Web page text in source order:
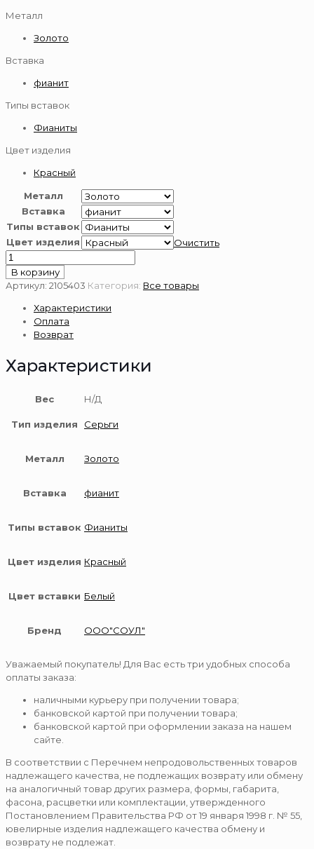
Металл
Золото
Вставка
фианит
Типы вставок
Фианиты
Цвет изделия
Красный
Металл
Вставка
Типы вставок
Цвет изделия
Очистить
Количество
товара
Серьги
золота
пробы
В корзину
Артикул: 2105403 Категория: Все товары
Характеристики
Оплата
Возврат
Характеристики
Вес Н/Д
Тип изделия Серьги
Металл Золото
Вставка фианит
Типы вставок Фианиты
Цвет изделия Красный
Цвет вставки Белый
Бренд ООО"СОУЛ"
Уважаемый покупатель! Для Вас есть три удобных способа
оплаты заказа:
наличными курьеру при получении товара;
банковской картой при получении товара;
банковской картой при оформлении заказа на нашем
сайте.
В соответствии с Перечнем непродовольственных товаров
надлежащего качества, не подлежащих возврату или обмену
на аналогичный товар других размера, формы, габарита,
фасона, расцветки или комплектации, утвержденного
Постановлением Правительства РФ от 19 января 1998 г. № 55,
ювелирные изделия надлежащего качества обмену и
возврату не подлежат.